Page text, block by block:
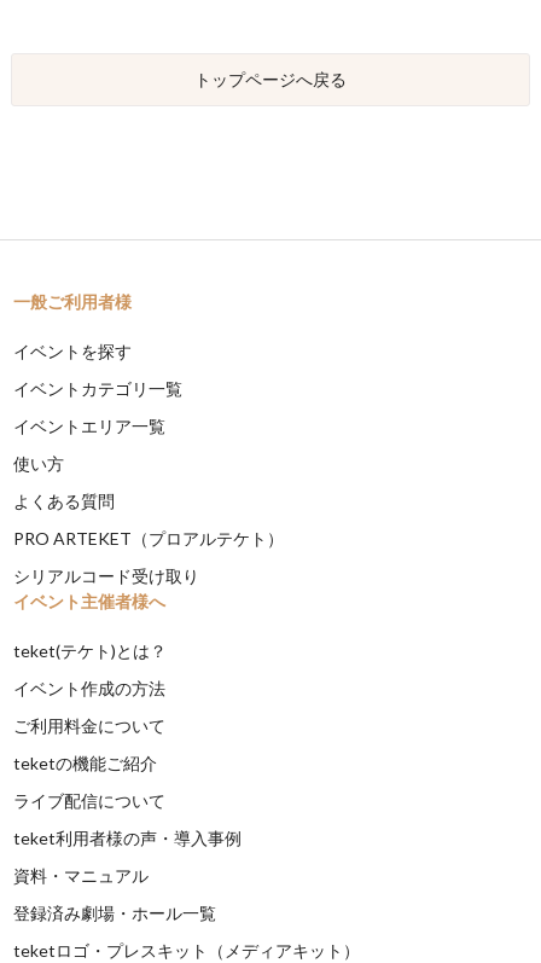
トップページへ戻る
一般ご利用者様
イベントを探す
イベントカテゴリ一覧
イベントエリア一覧
使い方
よくある質問
PRO ARTEKET（プロアルテケト）
シリアルコード受け取り
イベント主催者様へ
teket(テケト)とは？
イベント作成の方法
ご利用料金について
teketの機能ご紹介
ライブ配信について
teket利用者様の声・導入事例
資料・マニュアル
登録済み劇場・ホール一覧
teketロゴ・プレスキット（メディアキット）